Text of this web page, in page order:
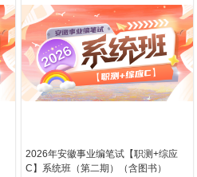
2026年安徽事业编笔试【职测+综应
C】系统班（第二期）（含图书）